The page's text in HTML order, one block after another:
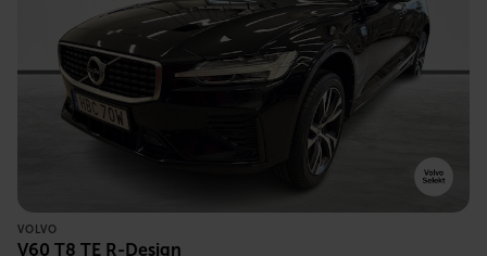
VOLVO
V60 T8 TE R-Design